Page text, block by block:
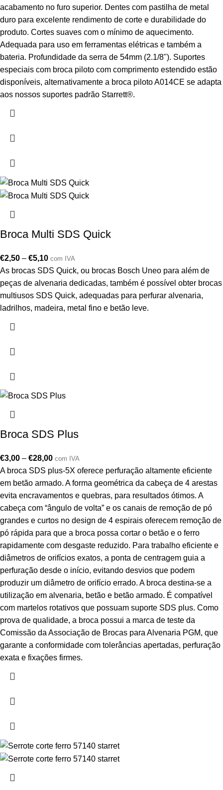
acabamento no furo superior. Dentes com pastilha de metal
duro para excelente rendimento de corte e durabilidade do
produto. Cortes suaves com o mínimo de aquecimento.
Adequada para uso em ferramentas elétricas e também a
bateria. Profundidade da serra de 54mm (2.1/8"). Suportes
especiais com broca piloto com comprimento estendido estão
disponíveis, alternativamente a broca piloto A014CE se adapta
aos nossos suportes padrão Starrett®.
Broca Multi SDS Quick
€2,50 – €5,10 com IVA
As brocas SDS Quick, ou brocas Bosch Uneo para além de
peças de alvenaria dedicadas, também é possível obter brocas
multiusos SDS Quick, adequadas para perfurar alvenaria,
ladrilhos, madeira, metal fino e betão leve.
Broca SDS Plus
€3,00 – €28,00 com IVA
A broca SDS plus-5X oferece perfuração altamente eficiente
em betão armado. A forma geométrica da cabeça de 4 arestas
evita encravamentos e quebras, para resultados ótimos. A
cabeça com “ângulo de volta” e os canais de remoção de pó
grandes e curtos no design de 4 espirais oferecem remoção de
pó rápida para que a broca possa cortar o betão e o ferro
rapidamente com desgaste reduzido. Para trabalho eficiente e
diâmetros de orifícios exatos, a ponta de centragem guia a
perfuração desde o início, evitando desvios que podem
produzir um diâmetro de orifício errado. A broca destina-se a
utilização em alvenaria, betão e betão armado. É compatível
com martelos rotativos que possuam suporte SDS plus. Como
prova de qualidade, a broca possui a marca de teste da
Comissão da Associação de Brocas para Alvenaria PGM, que
garante a conformidade com tolerâncias apertadas, perfuração
exata e fixações firmes.